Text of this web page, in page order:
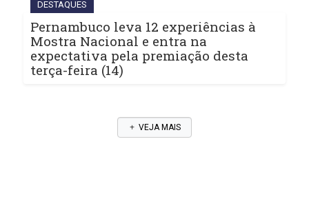
DESTAQUES
Pernambuco leva 12 experiências à
Mostra Nacional e entra na
expectativa pela premiação desta
terça-feira (14)
VEJA MAIS